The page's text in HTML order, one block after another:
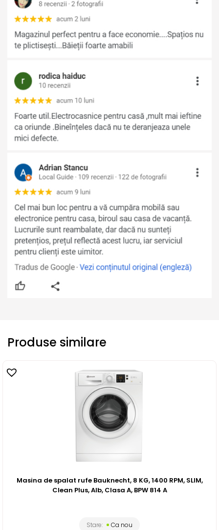
Produse similare
Masina de spalat rufe Bauknecht, 8 KG, 1400 RPM, SLIM,
Clean Plus, Alb, Clasa A, BPW 814 A
Stare: Ca nou